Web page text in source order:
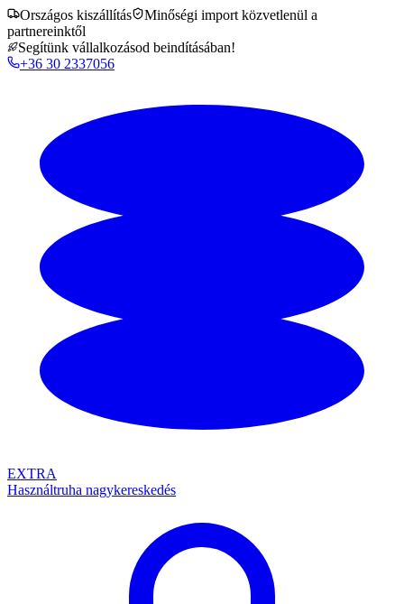
Országos kiszállítás
Minőségi import közvetlenül a
partnereinktől
Segítünk vállalkozásod beindításában!
+36 30 2337056
EXTRA
Használtruha nagykereskedés